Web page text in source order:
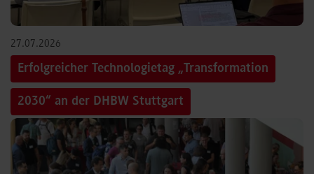
27.07.2026
Erfolgreicher Technologietag „Transformation
2030“ an der DHBW Stuttgart